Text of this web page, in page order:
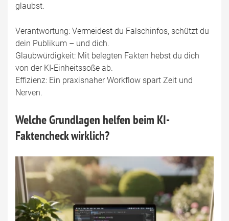
glaubst.
Verantwortung: Vermeidest du Falschinfos, schützt du
dein Publikum – und dich.
Glaubwürdigkeit: Mit belegten Fakten hebst du dich
von der KI-Einheitssoße ab.
Effizienz: Ein praxisnaher Workflow spart Zeit und
Nerven.
Welche Grundlagen helfen beim KI-
Faktencheck wirklich?